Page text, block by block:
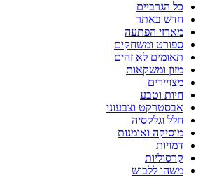
כל הגרביים
חדש באתר
מארזי הפתעה
ספורט ומשחקים
תאומים לא זהים
מזון ומשקאות
מצויירים
חיות וטבע
אבסטרקט וצבעוני
חלל וגלקסיה
מוסיקה ואומנות
דמויות
קרסוליות
משהו ללבוש